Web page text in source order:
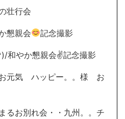
壮行会
懇親会 記念撮影
和やか懇親会✌記念撮影
元気 ハッピー。。様 お
るお別れ会・・九州。。チ